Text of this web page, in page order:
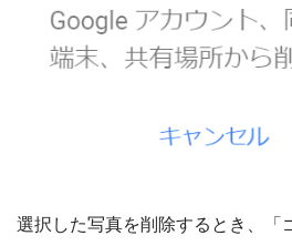
選択した写真を削除するとき、「